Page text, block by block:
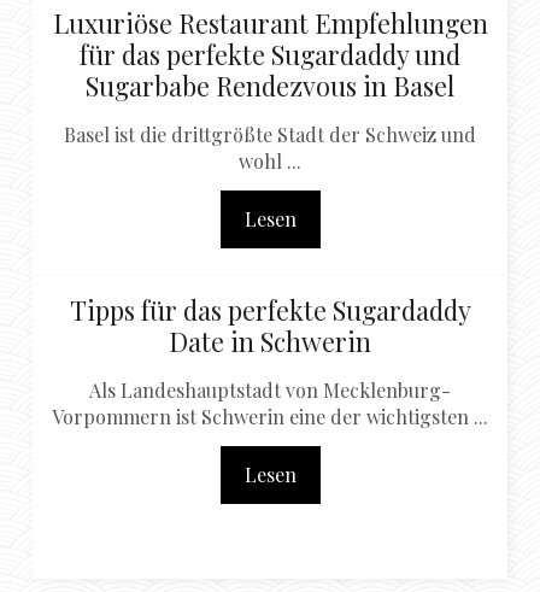
Luxuriöse Restaurant Empfehlungen
für das perfekte Sugardaddy und
Sugarbabe Rendezvous in Basel
Basel ist die drittgrößte Stadt der Schweiz und
wohl ...
Lesen
Tipps für das perfekte Sugardaddy
Date in Schwerin
Als Landeshauptstadt von Mecklenburg-
Vorpommern ist Schwerin eine der wichtigsten ...
Lesen